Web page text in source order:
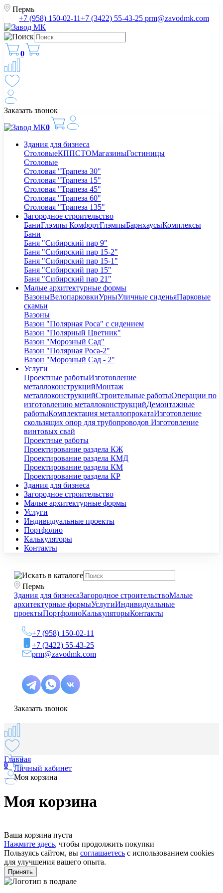
Пермь
+7 (958) 150-02-11+7 (3422) 55-43-25 prm@zavodmk.com
0
Заказать звонок
0
Здания для бизнеса
СтоловыеКППСТОМагазиныГостиницы
Столовые
Столовая "Трапеза 30"
Столовая "Трапеза 15"
Столовая "Трапеза 45"
Столовая "Трапеза 60"
Столовая "Трапеза 135"
Загородное строительство
БаниГлэмпы КомфортГлэмпыБарнхаусыКомплексы
Бани
Баня "Сибирский пар 9"
Баня "Сибирский пар 15-2"
Баня "Сибирский пар 15-1"
Баня "Сибирский пар 15"
Баня "Сибирский пар 21"
Малые архитектурные формы
ВазоныВелопарковкиУрныУличные сиденьяПарковые
скамьи
Вазоны
Вазон "Полярная Роса" с сидением
Вазон "Полярный Цветник"
Вазон "Морозный Сад"
Вазон "Полярная Роса-2"
Вазон "Морозный Сад - 2"
Услуги
Проектные работыИзготовление
металлоконструкцийМонтаж
металлоконструкцийСтроительные работыОперации по
изготовлению металлоконструкцийДемонтажные
работыКомплектация металлопрокатаИзготовление
скользящих опор для трубопроводов Изготовление
винтовых свай
Проектные работы
Проектирование раздела КЖ
Проектирование раздела КМД
Проектирование раздела КМ
Проектирование раздела КР
Здания для бизнеса
Загородное строительство
Малые архитектурные формы
Услуги
Индивидуальные проекты
Портфолио
Калькуляторы
Контакты
Пермь
Здания для бизнесаЗагородное строительствоМалые
архитектурные формыУслугиИндивидуальные
проектыПортфолиоКалькуляторыКонтакты
+7 (958) 150-02-11
+7 (3422) 55-43-25
prm@zavodmk.com
Заказать звонок
0
Главная
—Личный кабинет
—Моя корзина
Моя корзина
Ваша корзина пуста
Нажмите здесь, чтобы продолжить покупки
Пользуясь сайтом, вы соглашаетесь с использованием cookies
для улучшения вашего опыта.
Принять